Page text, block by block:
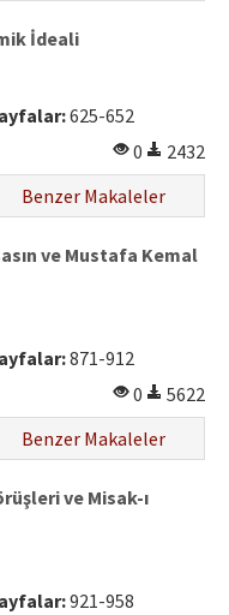
İdeali
625-652
0
2432
Benzer Makaleler
ve Mustafa Kemal
871-912
0
5622
Benzer Makaleler
ve Misak-ı
921-958